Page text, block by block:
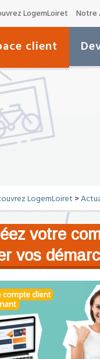
LogemLoiret Notre
client
LogemLoiret >
votre
vos